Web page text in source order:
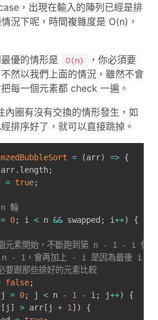
，出現在輸入的陣列已經是排
況下呢，時間複雜度是 O(n)，
優的情形是
O(n)
，你必須要
然以我們上面的情況，雖然不會
每一個元素都 check 一遍。
圈有沒有交換的情形發生，如
排序好了，就可以直接跳掉。
= (arr) => {
. length;
= true;
輪
= 0; i < n && swapped ; i++) {
元素開始，不斷跑到第 n - 1 - i 個
- 1，會再加上 - i 是因為最後 i 個元
跟那些排好的元素比較
false;
j = 0; j < n - 1 - i; j++)
{
[ j ] > arr[ j + 1] )
{